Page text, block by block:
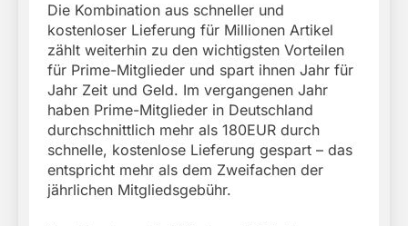
Die Kombination aus schneller und
kostenloser Lieferung für Millionen Artikel
zählt weiterhin zu den wichtigsten Vorteilen
für Prime-Mitglieder und spart ihnen Jahr für
Jahr Zeit und Geld. Im vergangenen Jahr
haben Prime-Mitglieder in Deutschland
durchschnittlich mehr als 180EUR durch
schnelle, kostenlose Lieferung gespart – das
entspricht mehr als dem Zweifachen der
jährlichen Mitgliedsgebühr.